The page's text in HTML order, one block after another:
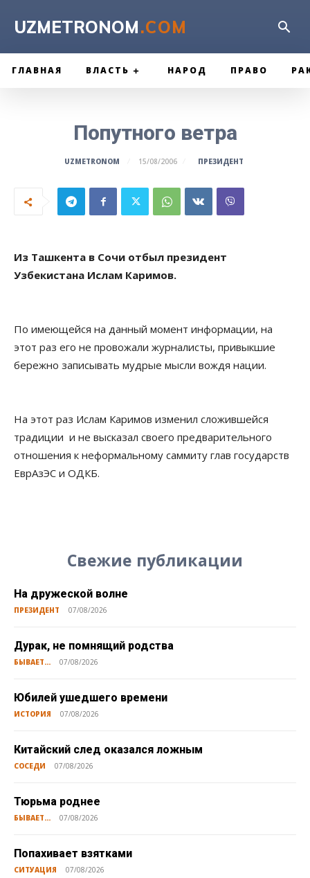
UZMETRONOM.COM
ГЛАВНАЯ ВЛАСТЬ НАРОД ПРАВО
Попутного ветра
UZMETRONOM 15/08/2006 ПРЕЗИДЕНТ
Из Ташкента в Сочи отбыл президент
Узбекистана Ислам Каримов.
По имеющейся на данный момент информации, на
этот раз его не провожали журналисты, привыкшие
бережно записывать мудрые мысли вождя нации.
На этот раз Ислам Каримов изменил сложившейся
традиции и не высказал своего предварительного
отношения к неформальному саммиту глав государств
ЕврАзЭС и ОДКБ.
Свежие публикации
На дружеской волне
ПРЕЗИДЕНТ 07/08/2026
Дурак, не помнящий родства
БЫВАЕТ... 07/08/2026
Юбилей ушедшего времени
ИСТОРИЯ 07/08/2026
Китайский след оказался ложным
СОСЕДИ 07/08/2026
Тюрьма роднее
БЫВАЕТ... 07/08/2026
Попахивает взятками
СИТУАЦИЯ 07/08/2026